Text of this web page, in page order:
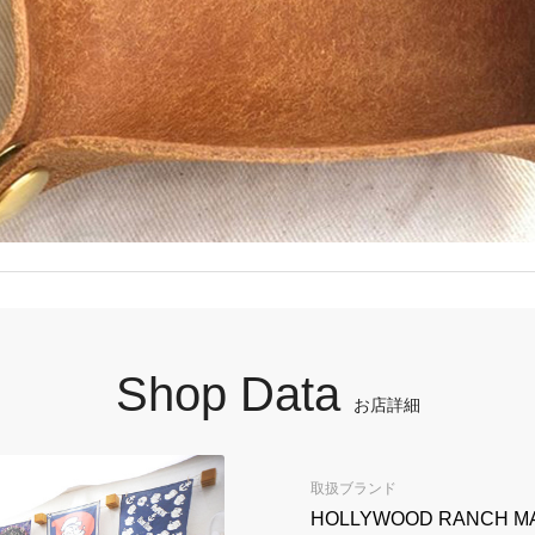
Shop Data お店詳細
取扱ブランド
HOLLYWOOD RANCH